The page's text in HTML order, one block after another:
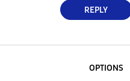
REPLY
OPTIONS